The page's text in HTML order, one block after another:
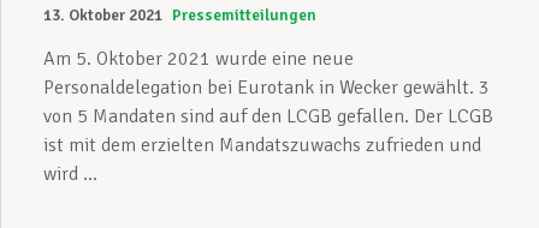
13. Oktober 2021 Pressemitteilungen
Am 5. Oktober 2021 wurde eine neue
Personaldelegation bei Eurotank in Wecker gewählt. 3
von 5 Mandaten sind auf den LCGB gefallen. Der LCGB
ist mit dem erzielten Mandatszuwachs zufrieden und
wird ...